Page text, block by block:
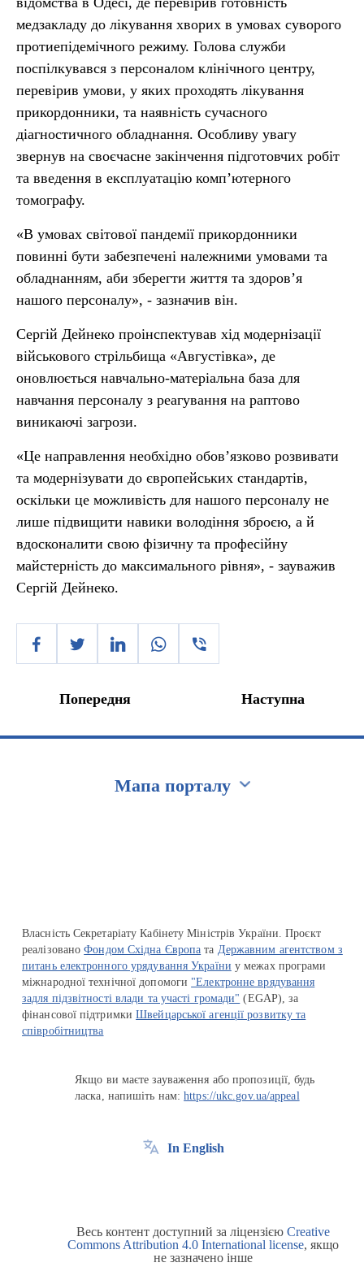
медзакладу до лікування хворих в умовах суворого
протиепідемічного режиму. Голова служби
поспілкувався з персоналом клінічного центру,
перевірив умови, у яких проходять лікування
прикордонники, та наявність сучасного
діагностичного обладнання. Особливу увагу
звернув на своєчасне закінчення підготовчих робіт
та введення в експлуатацію комп’ютерного
томографу.
«В умовах світової пандемії прикордонники
повинні бути забезпечені належними умовами та
обладнанням, аби зберегти життя та здоров’я
нашого персоналу», - зазначив він.
Сергій Дейнеко проінспектував хід модернізації
військового стрільбища «Августівка», де
оновлюється навчально-матеріальна база для
навчання персоналу з реагування на раптово
виникаючі загрози.
«Це направлення необхідно обов’язково розвивати
та модернізувати до європейських стандартів,
оскільки це можливість для нашого персоналу не
лише підвищити навики володіння зброєю, а й
вдосконалити свою фізичну та професійну
майстерність до максимального рівня», - зауважив
Сергій Дейнеко.
Попередня Наступна
Мапа порталу
Власність Секретаріату Кабінету Міністрів України. Проєкт
реалізованоФондом Східна Європа та Державним агентством з
питань електронного урядування України у межах програми
міжнародної технічної допомоги "Електронне врядування
задля підзвітності влади та участі громади" (EGAP), за
фінансової підтримкиШвейцарської агенції розвитку та
співробітництва
Якщо ви маєте зауваження або пропозиції, будь
ласка, напишіть нам:https://ukc.gov.ua/appeal
In English
Весь контент доступний за ліцензією Creative
Commons Attribution 4.0 International license, якщо
не зазначено інше